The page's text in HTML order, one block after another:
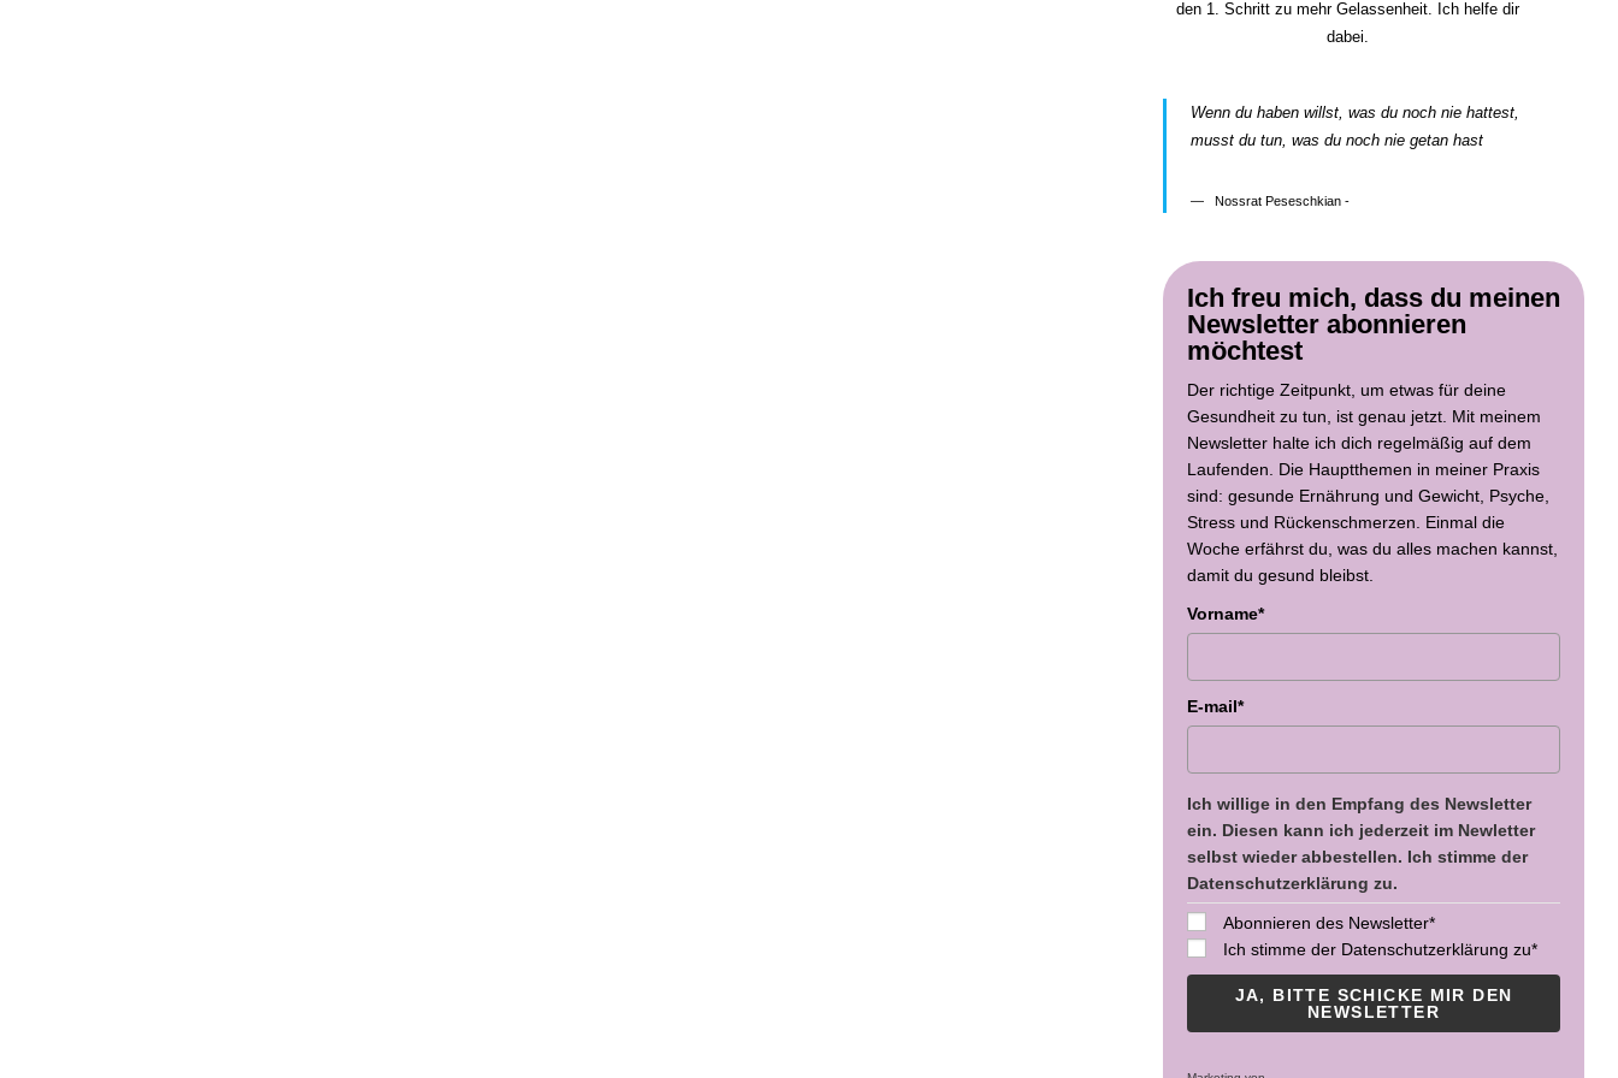
den 1. Schritt zu mehr Gelassenheit. Ich helfe dir
dabei.
Wenn du haben willst, was du noch nie hattest,
musst du tun, was du noch nie getan hast
Nossrat Peseschkian -
Ich freu mich, dass du meinen
Newsletter abonnieren
möchtest
Der richtige Zeitpunkt, um etwas für deine
Gesundheit zu tun, ist genau jetzt. Mit meinem
Newsletter halte ich dich regelmäßig auf dem
Laufenden. Die Hauptthemen in meiner Praxis
sind: gesunde Ernährung und Gewicht, Psyche,
Stress und Rückenschmerzen. Einmal die
Woche erfährst du, was du alles machen kannst,
damit du gesund bleibst.
Vorname*
E-mail*
Ich willige in den Empfang des Newsletter
ein. Diesen kann ich jederzeit im Newletter
selbst wieder abbestellen. Ich stimme der
Datenschutzerklärung zu.
Abonnieren des Newsletter*
Ich stimme der Datenschutzerklärung zu*
JA, BITTE SCHICKE MIR DEN
NEWSLETTER